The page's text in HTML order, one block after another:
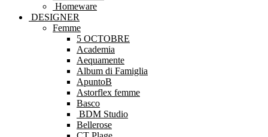
Homeware
DESIGNER
Femme
5 OCTOBRE
Academia
Aequamente
Album di Famiglia
ApuntoB
Astorflex femme
Basco
BDM Studio
Bellerose